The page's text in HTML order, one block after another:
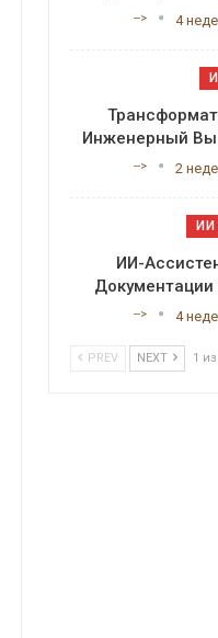
--> 4
Инженерный
--> 2
ИИ
ИИ-
--> 4
PREV NEXT 1